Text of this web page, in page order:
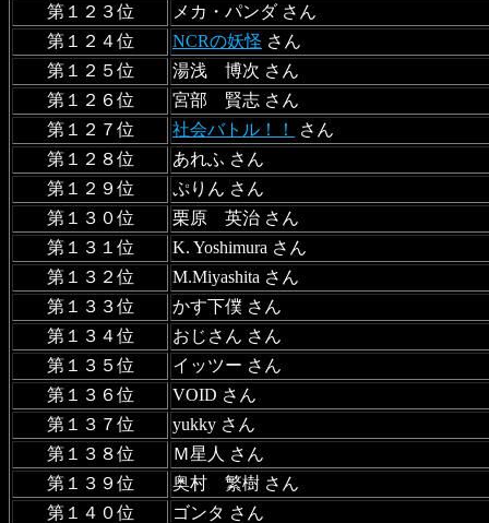
第１２３位
メカ・パンダ さん
第１２４位
NCRの妖怪 さん
第１２５位
湯浅 博次 さん
第１２６位
宮部 賢志 さん
第１２７位
社会バトル！！
さん
第１２８位
あれふ さん
第１２９位
ぷりん さん
第１３０位
栗原 英治 さん
第１３１位
K. Yoshimura さん
第１３２位
M.Miyashita さん
第１３３位
かす下僕 さん
第１３４位
おじさん さん
第１３５位
イッツー さん
第１３６位
VOID さん
第１３７位
yukky さん
第１３８位
Ｍ星人 さん
第１３９位
奥村 繁樹 さん
第１４０位
ゴンタ さん